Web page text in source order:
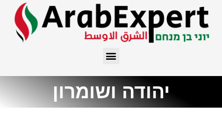
יהודה ושומרון